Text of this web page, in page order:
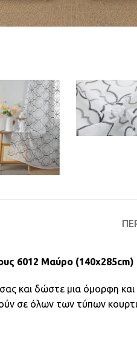
6012 Μαύρο (140x285cm)
και δώστε μια όμορφη και
σε όλων των τύπων